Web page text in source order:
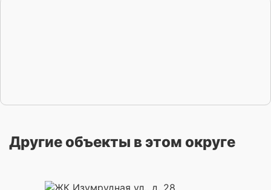
Другие объекты в этом округе